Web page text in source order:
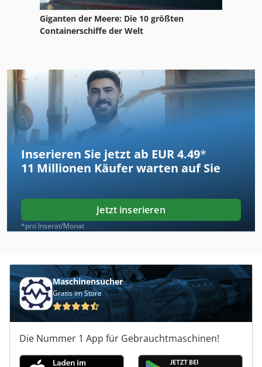
Giganten der Meere: Die 10 größten
Containerschiffe der Welt
Inserieren Sie jetzt ab EUR 4.49*
11 Millionen Käufer warten auf Sie
Jetzt inserieren
*pro Inserat/Monat
Maschinensucher
Gratis im Store
Die Nummer 1 App für Gebrauchtmaschinen!